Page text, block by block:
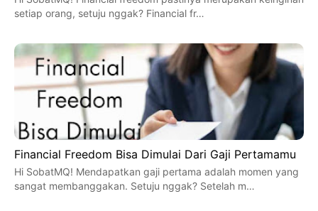
setiap orang, setuju nggak? Financial fr…
Financial Freedom Bisa Dimulai Dari Gaji Pertamamu
Hi SobatMQ! Mendapatkan gaji pertama adalah momen yang
sangat membanggakan. Setuju nggak? Setelah m…